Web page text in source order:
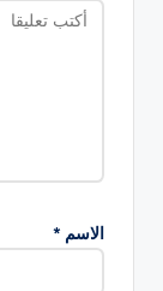
الاسم *